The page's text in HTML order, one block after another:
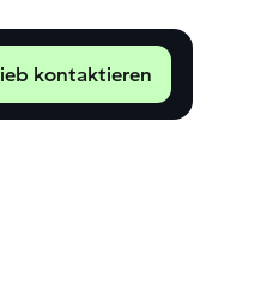
kontaktieren